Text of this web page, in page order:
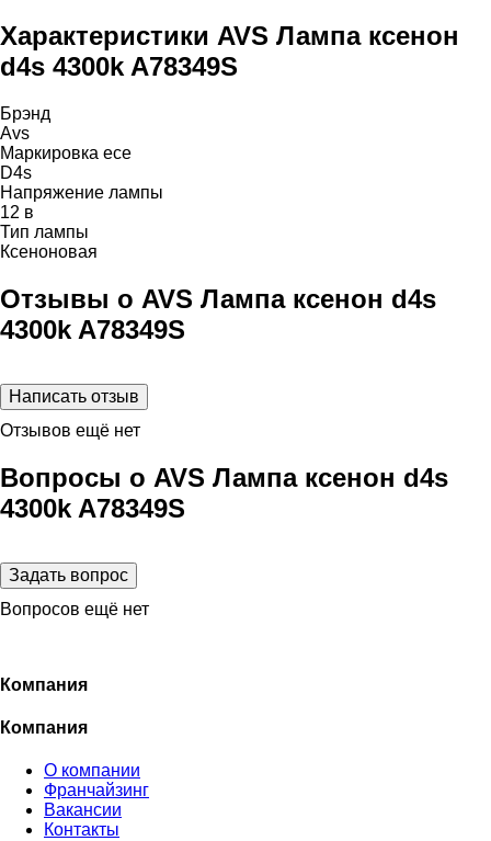
Характеристики AVS Лампа ксенон
d4s 4300k A78349S
Брэнд
Avs
Маркировка ece
D4s
Напряжение лампы
12 в
Тип лампы
Ксеноновая
Отзывы о AVS Лампа ксенон d4s
4300k A78349S
Отзывов ещё нет
Вопросы о AVS Лампа ксенон d4s
4300k A78349S
Вопросов ещё нет
Компания
Компания
О компании
Франчайзинг
Вакансии
Контакты